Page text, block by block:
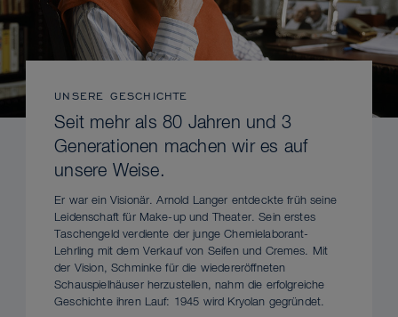
UNSERE GESCHICHTE
Seit mehr als 80 Jahren und 3
Generationen machen wir es auf
unsere Weise.
Er war ein Visionär. Arnold Langer entdeckte früh seine
Leidenschaft für Make-up und Theater. Sein erstes
Taschengeld verdiente der junge Chemielaborant-
Lehrling mit dem Verkauf von Seifen und Cremes. Mit
der Vision, Schminke für die wiedereröffneten
Schauspielhäuser herzustellen, nahm die erfolgreiche
Geschichte ihren Lauf: 1945 wird Kryolan gegründet.